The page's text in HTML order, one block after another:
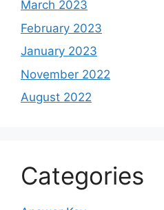
March 2023
February 2023
January 2023
November 2022
August 2022
Categories